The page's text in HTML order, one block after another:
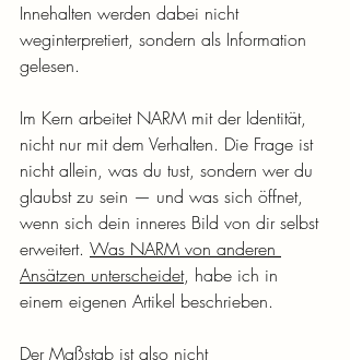
Innehalten werden dabei nicht
weginterpretiert, sondern als Information
gelesen.
Im Kern arbeitet NARM mit der Identität,
nicht nur mit dem Verhalten. Die Frage ist
nicht allein, was du tust, sondern wer du
glaubst zu sein — und was sich öffnet,
wenn sich dein inneres Bild von dir selbst
erweitert. Was NARM von anderen
Ansätzen unterscheidet, habe ich in
einem eigenen Artikel beschrieben.
Der Maßstab ist also nicht